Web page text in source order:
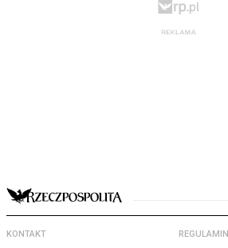
KONTAKT REGULAMIN